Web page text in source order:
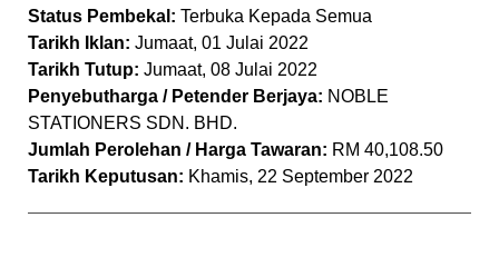
Status Pembekal: Terbuka Kepada Semua
Tarikh Iklan: Jumaat, 01 Julai 2022
Tarikh Tutup: Jumaat, 08 Julai 2022
Penyebutharga / Petender Berjaya: NOBLE
STATIONERS SDN. BHD.
Jumlah Perolehan / Harga Tawaran: RM 40,108.50
Tarikh Keputusan: Khamis, 22 September 2022